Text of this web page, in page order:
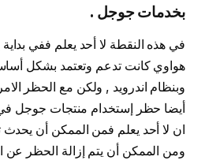
بخدمات جوجل .
في هذه النقطة لا أحد يعلم ففي
هواوي كانت تدعم وتعتمد بشكل
وبنظام اندرويد , ولكن مع الحظر
أيضا حظر إستخدام منتجات جوجل
ان لا أحد يعلم فمن الممكن أن
ومن الممكن أن يتم إزالة الحظر